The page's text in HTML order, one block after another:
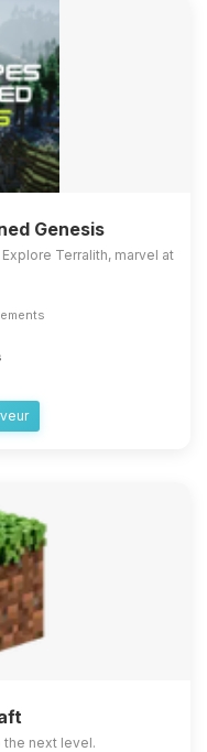
Genesis
Terralith, marvel at
the next level.